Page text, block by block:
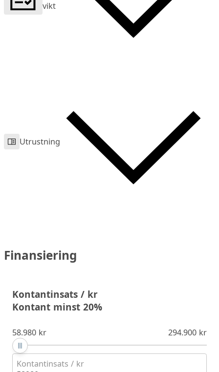
vikt
Utrustning
Finansiering
Kontantinsats / kr
Kontant minst 20%
58.980 kr 294.900 kr
Kontantinsats / kr